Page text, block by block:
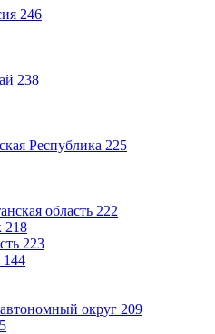
246
238
Республика 225
область 222
218
223
144
округ 209